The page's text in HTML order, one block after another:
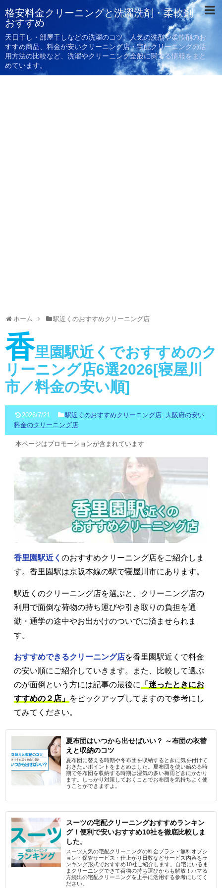
格安料金クリーニングと洗濯洗剤・柔軟剤
おすすめ
天日干し・部屋干しなどの洗濯のコツ、人気の洗剤や柔軟剤のお
すすめ商品、料金が安いクリーニング店・宅配クリーニングの活
用方法の比較など、洗濯やクリーニング全般に関する情報をまと
めています。
ホーム 駅近くのおすすめクリーニング店
香里園駅近くでおすすめのク
リーニング店6選2026[寝屋川
市／料金の安い順]
2026/7/21 駅近くのおすすめクリーニング店, 大阪府の安い
料金のクリーニング店
本ページはプロモーションが含まれています
香里園駅近く のおすすめクリーニング店をご紹介しま
す。香里園駅は京阪本線の駅で寝屋川市にあります。
駅近くのクリーニング店を選ぶと、クリーニング店の
利用で面倒な荷物の持ち運びや引き取りの負担を通
勤・通学の途中やお出かけのついでに済ませられま
す。
おすすめできるクリーニング店を香里園駅近くで料金
の安い順にご紹介していきます。また、比較して選ぶ
のが面倒という方には記事の最後に
「迷ったときにお
すすめの２店」 をピックアップしてますので参考にし
てみてください。
夏布団はいつから出せばいい？ ～布団の衣替
えと収納のコツ
夏布団に替える時期や冬布団を収納するときに気を付けて
おきたいポイントをまとめました。夏布団を使い始める時
期で冬布団を収納する時期は湿気の多い梅雨どきにかかり
ます。しっかり対策しておくことでお布団を気持ちよく使
うことができますよ。
スーツの宅配クリーニングおすすめランキン
グ！便利で安いおすすめ10社を徹底比較しま
した。
スーツ人気の宅配クリーニングの料金プラン・無料オプシ
ョン・保管サービス・仕上がり日数などサービス内容をラ
ンキング形式でおすすめ10社ご紹介します。自宅にいるま
まクリーニングできて荷物の持ち運びからも解放！ハマる
方続出の宅配クリーニングを上手に活用する参考にしてく
ださい。